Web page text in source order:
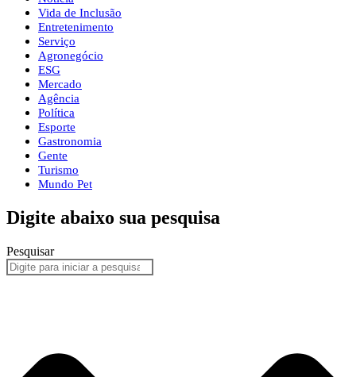
Vida de Inclusão
Entretenimento
Serviço
Agronegócio
ESG
Mercado
Agência
Política
Esporte
Gastronomia
Gente
Turismo
Mundo Pet
Digite abaixo sua pesquisa
Pesquisar